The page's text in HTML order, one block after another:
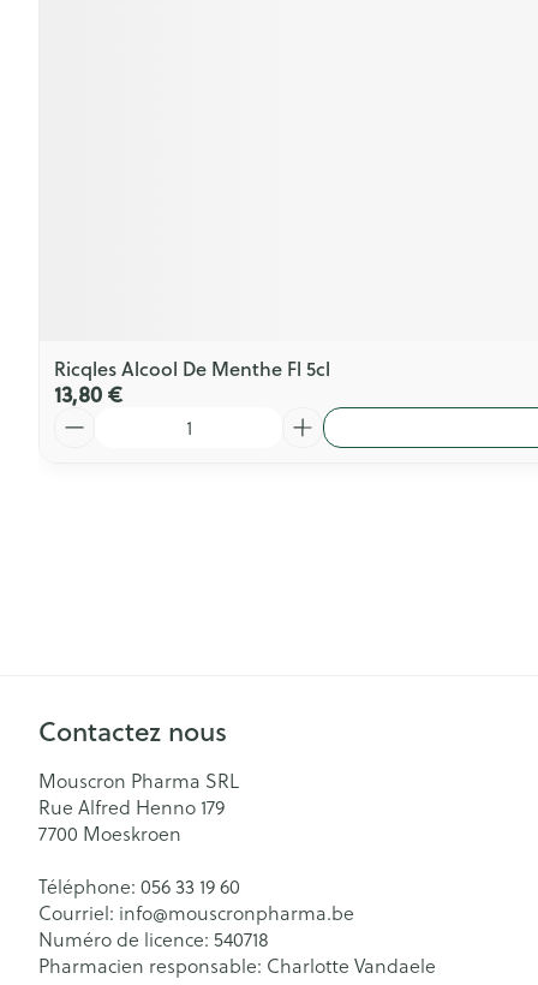
Ricqles Alcool De Menthe Fl 5cl
13,80 €
Contactez nous
Mouscron Pharma SRL
Rue Alfred Henno 179
7700 Moeskroen
Téléphone: 056 33 19 60
Courriel: info@mouscronpharma.be
Numéro de licence: 540718
Pharmacien responsable: Charlotte Vandaele